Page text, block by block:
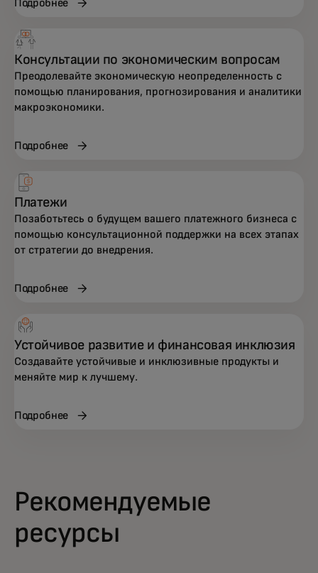
Комплексная поддержка в области
стратегии, данных, технологий и
обслуживания клиентов, созданная для
ускорения роста и повышения
устойчивости.
Подробнее
Консультации по экономическим вопросам
Преодолевайте экономическую неопределенность с
помощью планирования, прогнозирования и аналитики
макроэкономики.
Подробнее
Платежи
Позаботьтесь о будущем вашего платежного бизнеса с
помощью консультационной поддержки на всех этапах
от стратегии до внедрения.
Подробнее
Устойчивое развитие и финансовая инклюзия
Создавайте устойчивые и инклюзивные продукты и
меняйте мир к лучшему.
Подробнее
Рекомендуемые
ресурсы